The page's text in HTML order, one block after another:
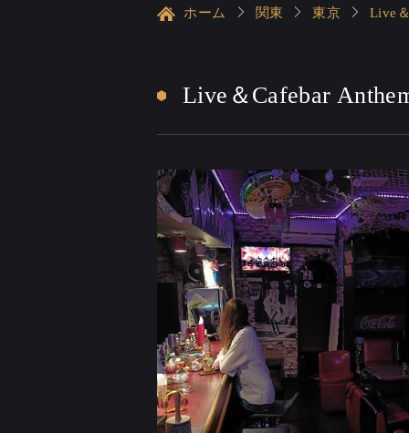
ホーム 関東 東京 Live
Live＆Cafebar